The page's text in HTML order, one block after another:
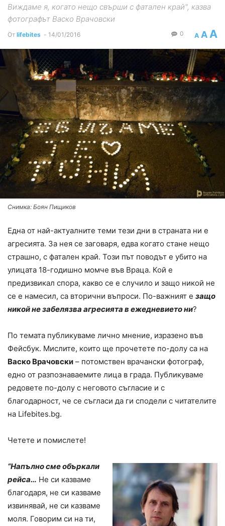
Виждаме я, когато нещо свърши с фатален край", казва
фотографът Васко Врачовски
От lifebites - 14/01/2016 A A A
0
Снимка: Боян Пищиков
Една от най-актуалните теми тези дни в страната ни е
агресията. За нея се заговаря, едва когато стане нещо
страшно, с фатален край. Този път поводът е убито на
улицата 18-годишно момче във Враца. Кой е
предизвикал спора, какво се е случило и защо никой не
се е намесил, са вторични въпроси. По-важният е защо
никой не забелязва агресията в ежедневието ни?
По темата публикуваме лично мнение, изразено във
Фейсбук. Мислите, които ще прочетете по-долу са на
Васко Врачовски – потомствен врачански фотограф,
едно от разпознаваемите лица в града. Публикуваме
редовете по-долу с неговото съгласие и с
благодарност, че се съгласи да ги сподели с читателите
на Lifebites.bg.
Четете и помислете!
“Напълно сме объркали
рейса… Не си казваме
благодаря, не си казваме
извинявай, не си казваме
моля. Говорим си на ти,